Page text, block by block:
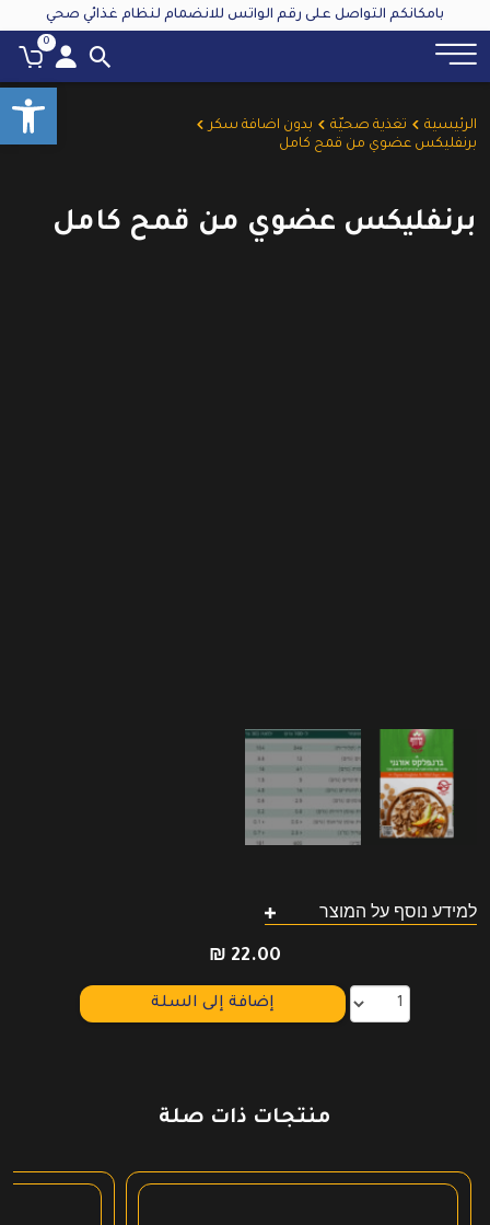
بامكانكم التواصل على رقم الواتس للانضمام لنظام غذائي صحي
0
الرئيسية تغذية صحيّة
بدون اضافة سكر
برنفليكس عضوي من قمح كامل
برنفليكس عضوي من قمح كامل
למידע נוסף על המוצר
₪ 22.00
إضافة إلى السلة
منتجات ذات صلة